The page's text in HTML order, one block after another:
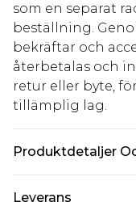
som en separat
beställning.
bekräftar och
återbetalas och
retur eller byte,
tillämplig lag.
Produktdetaljer
Leverans